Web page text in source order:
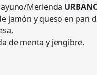
Merienda
jamón y queso en pan
de menta y jengibre.